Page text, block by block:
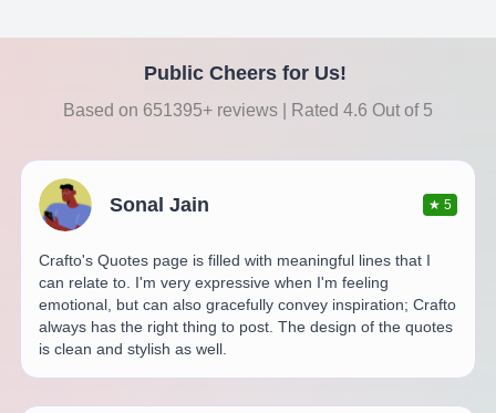
Public Cheers for Us!
Based on 651395+ reviews | Rated 4.6 Out of 5
Sonal Jain ★5
Crafto's Quotes page is filled with meaningful lines that I
can relate to. I'm very expressive when I'm feeling
emotional, but can also gracefully convey inspiration; Crafto
always has the right thing to post. The design of the quotes
is clean and stylish as well.